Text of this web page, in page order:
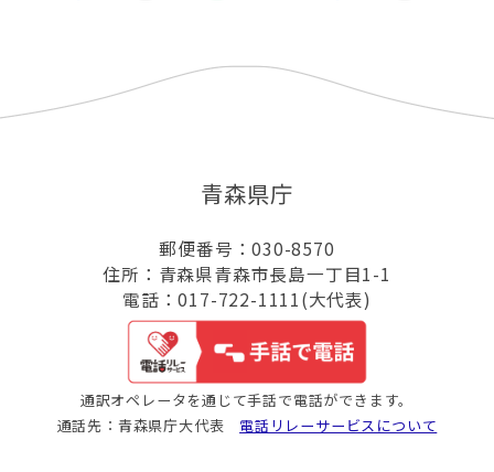
青森県庁
郵便番号：030-8570
住所：青森県青森市長島一丁目1-1
電話：017-722-1111(大代表)
通訳オペレータを通じて手話で電話ができます。
通話先：青森県庁大代表 電話リレーサービスについて